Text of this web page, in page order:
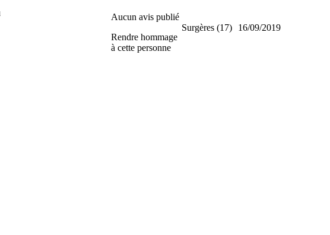
Aucun avis publié
Rendre hommage
à cette personne
Surgères (17) 16/09/2019